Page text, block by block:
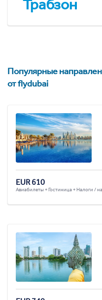
Трабзон
Популярные
от flydubai
EUR 610
Авиабилеты + Гостиница + Налоги /